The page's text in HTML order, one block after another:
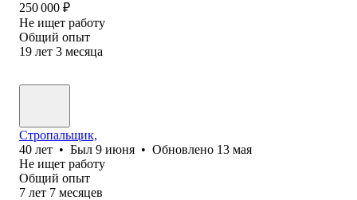
250 000 ₽
Не ищет работу
Общий опыт
19 лет 3 месяца
Стропальщик,
40 лет • Был 9 июня • Обновлено 13 мая
Не ищет работу
Общий опыт
7 лет 7 месяцев